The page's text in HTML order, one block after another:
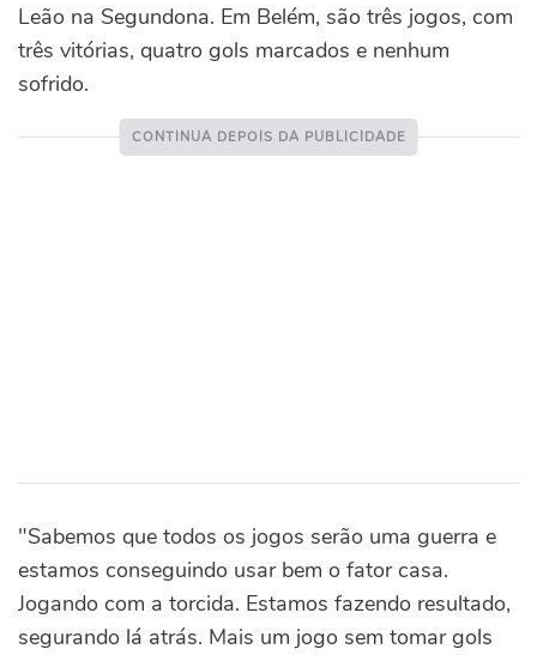
Leão na Segundona. Em Belém, são três jogos, com
três vitórias, quatro gols marcados e nenhum
sofrido.
"Sabemos que todos os jogos serão uma guerra e
estamos conseguindo usar bem o fator casa.
Jogando com a torcida. Estamos fazendo resultado,
segurando lá atrás. Mais um jogo sem tomar gols